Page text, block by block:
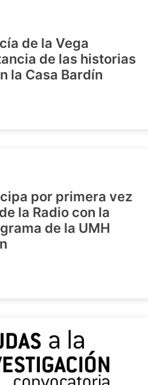
de la Vega
de las historias
la Casa Bardín
por primera vez
la Radio con la
de la UMH